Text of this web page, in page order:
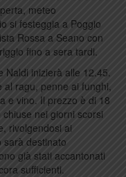
meteo
si festeggia a Poggio
Rossa a Seano con
fino a sera tardi.
Naldi inizierà alle 12.45.
al ragu, penne ai funghi,
e vino. Il prezzo è di 18
nei giorni scorsi
rivolgendosi ai
sarà destinato
già stati accantonati
sufficienti.